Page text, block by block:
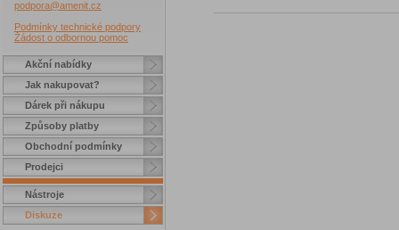
podpora@amenit.cz
Podmínky technické podpory
Žádost o odbornou pomoc
Akční nabídky
Jak nakupovat?
Dárek při nákupu
Způsoby platby
Obchodní podmínky
Prodejci
Nástroje
Diskuze